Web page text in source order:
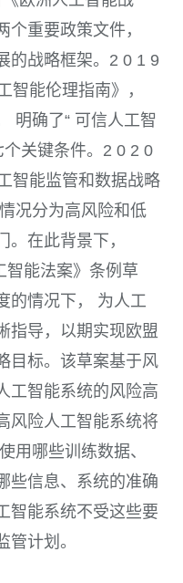
重要政策文件，
战略框架。 2 0 1 9
智能伦理指南》，
明确了“ 可信人工智
关键条件。 2 0 2 0
智能监管和数据战略
况分为高风险和低
在此背景下，
智能法案》条例草
的情况下， 为人工
指导，以期实现欧盟
目标。该草案基于风
工智能系统的风险高
风险人工智能系统将
用哪些训练数据、
些信息、系统的准确
智能系统不受这些要
计划。